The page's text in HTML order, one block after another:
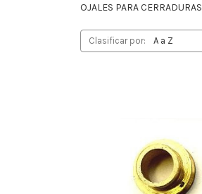
OJALES PARA CERRADURAS
Clasificar por: